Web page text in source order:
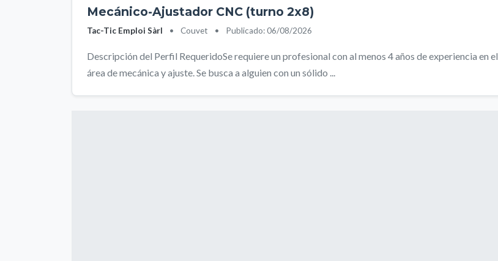
Mecánico-Ajustador CNC (turno 2x8)
Tac-Tic Emploi Sàrl • Couvet • Publicado: 06/08/2026
Descripción del Perfil RequeridoSe requiere un profesional con al menos 4 años de experiencia en el
área de mecánica y ajuste. Se busca a alguien con un sólido ...